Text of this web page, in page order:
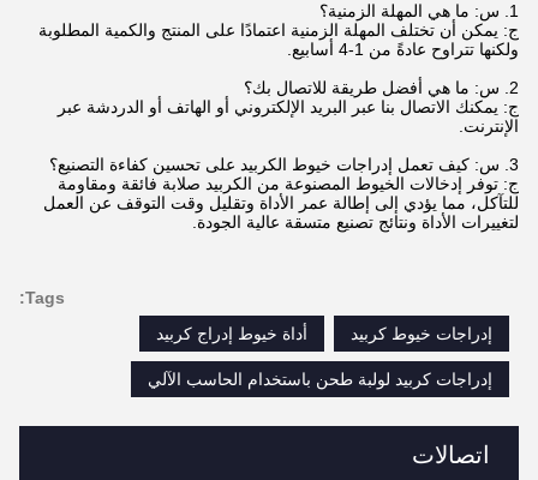
اتصالات
1. س: ما هي المهلة الزمنية؟
ج: يمكن أن تختلف المهلة الزمنية اعتمادًا على المنتج والكمية المطلوبة
ولكنها تتراوح عادةً من 1-4 أسابيع.
2. س: ما هي أفضل طريقة للاتصال بك؟
ج: يمكنك الاتصال بنا عبر البريد الإلكتروني أو الهاتف أو الدردشة عبر
الإنترنت.
3. س: كيف تعمل إدراجات خيوط الكربيد على تحسين كفاءة التصنيع؟
ج: توفر إدخالات الخيوط المصنوعة من الكربيد صلابة فائقة ومقاومة
للتآكل، مما يؤدي إلى إطالة عمر الأداة وتقليل وقت التوقف عن العمل
لتغييرات الأداة ونتائج تصنيع متسقة عالية الجودة.
Tags:
إدراجات خيوط كربيد
أداة خيوط إدراج كربيد
إدراجات كربيد لولبة طحن باستخدام الحاسب الآلي